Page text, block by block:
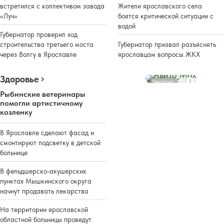
встретился с коллективом завода
«Луч»
Губернатор проверил ход
строительства третьего моста
через Волгу в Ярославле
Жители ярославского села
боятся критической ситуации с
водой
Губернатор призвал разъяснять
ярославцам вопросы ЖКХ
Здоровье
Рыбинские ветеринары
помогли артистичному
козленку
В Ярославле сделают фасад и
смонтируют подсветку в детской
больнице
В фельдшерско-акушерских
пунктах Мышкинского округа
начнут продавать лекарства
На территории ярославской
областной больницы проведут
Реклама